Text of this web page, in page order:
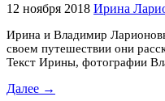
12 ноября 2018 Ирина
Ирина и Владимир
своем путешествии они
Текст Ирины, фотографии
Далее →